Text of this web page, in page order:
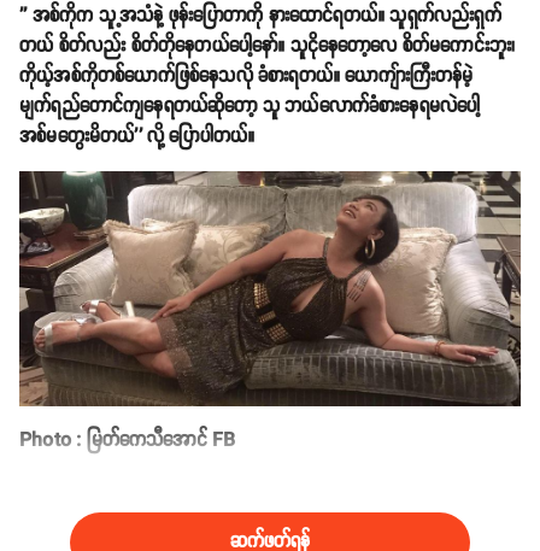
'' အစ်ကိုက သူ့အသံနဲ့ ဖုန်းပြောတာကို နားထောင်ရတယ်။ သူရှက်လည်းရှက်
တယ် စိတ်လည်း စိတ်တိုနေတယ်ပေါ့နော်။ သူငိုနေတော့လေ စိတ်မကောင်းဘူး၊
ကိုယ့်အစ်ကိုတစ်ယောက်ဖြစ်နေသလို ခံစားရတယ်။ ယောကျ်ားကြီးတန်မဲ့
မျက်ရည်တောင်ကျနေရတယ်ဆိုတော့ သူ ဘယ်လောက်ခံစားနေရမလဲပေါ့
အစ်မတွေးမိတယ်'' လို့ ပြောပါတယ်။
Photo : မြတ်ကေသီအောင် FB
ဆက်ဖတ်ရန်